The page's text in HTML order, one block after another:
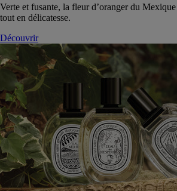
Verte et fusante, la fleur d’oranger du
tout en délicatesse.
Découvrir